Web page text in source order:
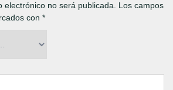
electrónico no será publicada. Los campos
con *